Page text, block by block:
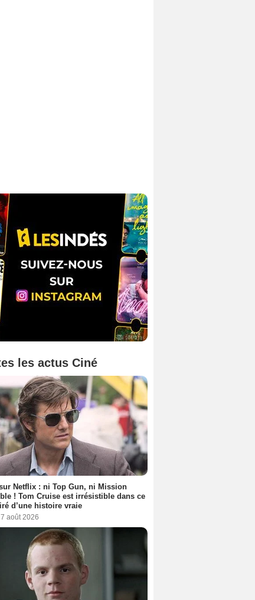
les actus Ciné
Netflix : ni Top Gun, ni Mission
! Tom Cruise est irrésistible dans ce
d’une histoire vraie
août 2026